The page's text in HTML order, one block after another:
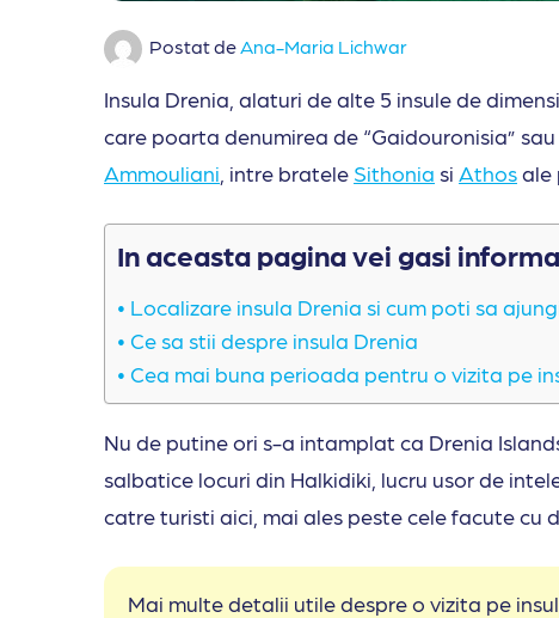
Postat deAna-Maria Lichwar
Insula Drenia, alaturi de alte 5 insule de
care poarta denumirea de “Gaidouronisia”
Ammouliani , intre bratele Sithonia si Athosale
In aceasta pagina vei gasi
Localizare insula Drenia si cum poti sa
Ce sa stii despre insula Drenia
Cea mai buna perioada pentru o vizita pe
Nu de putine ori s-a intamplat ca Drenia
salbatice locuri din Halkidiki, lucru usor de
catre turisti aici, mai ales peste cele facute cu
Mai multe detalii utile despre o vizita pe